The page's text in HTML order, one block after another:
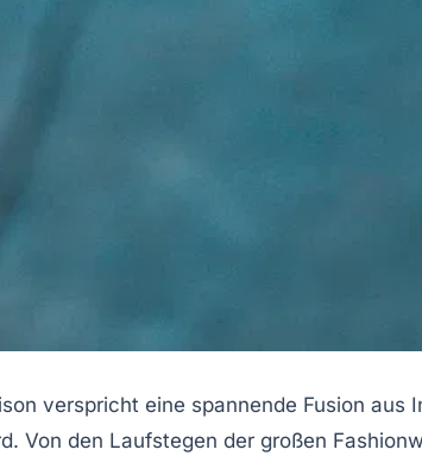
verspricht eine spannende Fusion
Von den Laufstegen der großen